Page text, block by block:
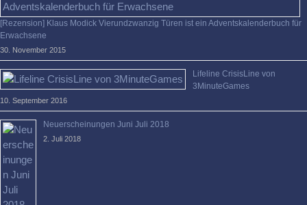
[Rezension] Klaus Modick Vierundzwanzig Türen ist ein Adventskalenderbuch für
Erwachsene
30. November 2015
Lifeline CrisisLine von
3MinuteGames
10. September 2016
Neuerscheinungen Juni Juli 2018
2. Juli 2018